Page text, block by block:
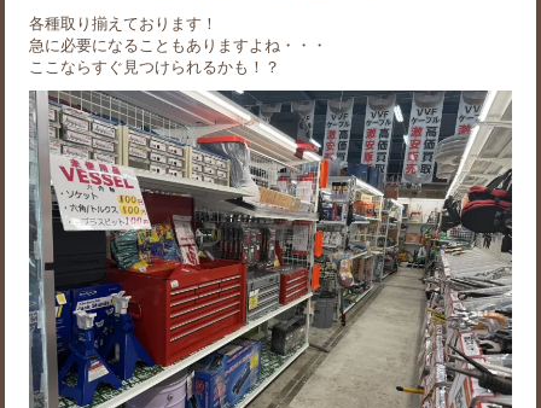
各種取り揃えております！
急に必要になることもありますよね・・・
ここならすぐ見つけられるかも！？